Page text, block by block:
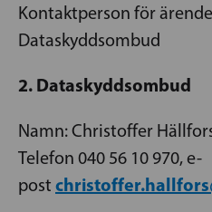
Kontaktperson för
Dataskyddsombud
2. Dataskyddsombud
Namn: Christoffer
Telefon 040 56 10 970, e-
post